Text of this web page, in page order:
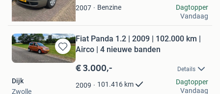
2007 Benzine
Klassieker
Groningen
Dagtopper
Vandaag
Bewaren
in
Favorieten
Fiat Panda 1.2 | 2009 | 102.000 km |
Airco | 4 nieuwe banden
€ 3.000,- Details
2009 101.416 km
Dijk
Zwolle
Dagtopper
Vandaag